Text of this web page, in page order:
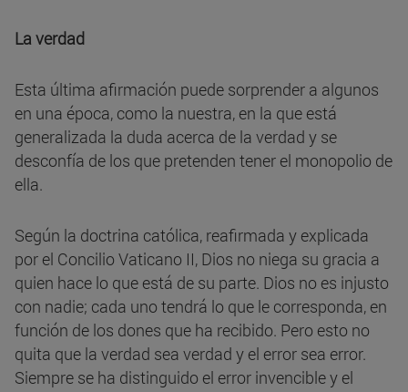
La verdad
Esta última afirmación puede sorprender a algunos
en una época, como la nuestra, en la que está
generalizada la duda acerca de la verdad y se
desconfía de los que pretenden tener el monopolio de
ella.
Según la doctrina católica, reafirmada y explicada
por el Concilio Vaticano II, Dios no niega su gracia a
quien hace lo que está de su parte. Dios no es injusto
con nadie; cada uno tendrá lo que le corresponda, en
función de los dones que ha recibido. Pero esto no
quita que la verdad sea verdad y el error sea error.
Siempre se ha distinguido el error invencible y el